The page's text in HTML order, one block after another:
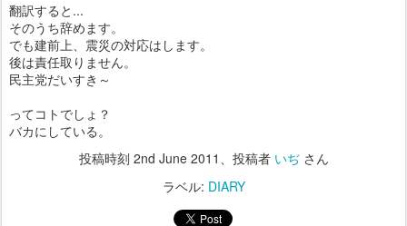
翻訳すると...
そのうち辞めます。
でも建前上、震災の対応はします。
後は責任取りません。
民主党だいすき～
ってコトでしょ？
バカにしている。
投稿時刻 2nd June 2011 、投稿者 いぢさん
ラベル: DIARY